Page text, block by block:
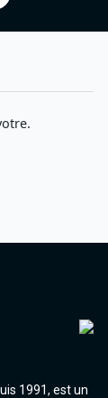
1991, est un